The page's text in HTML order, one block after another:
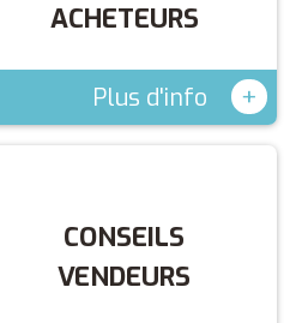
ACHETEURS
Plus d'info +
CONSEILS
VENDEURS